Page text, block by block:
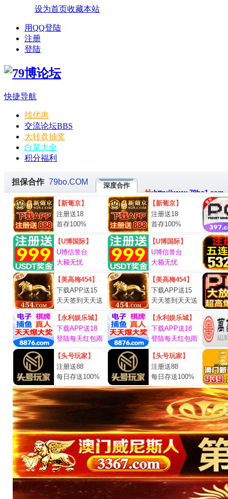
设为首页收藏本站
用QQ登陆
注册
登陆
快捷导航
找优惠
交流论坛BBS
大转盘抽奖
白菜大全
积分福利